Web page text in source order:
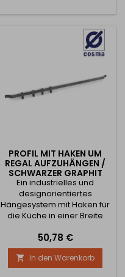
PROFIL MIT HAKEN UM
REGAL AUFZUHÄNGEN /
SCHWARZER GRAPHIT
Ein industrielles und
designorientiertes
Hängesystem mit Haken für
die Küche in einer Breite
sowohl funktionell als auch
einfach zu montieren ist.
Das gesamte System
besteht aus einem
Preis
50,78 €
 In den Warenkorb